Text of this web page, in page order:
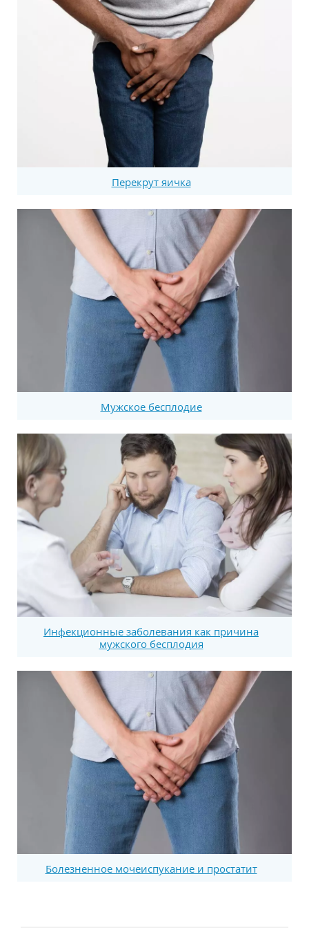
Перекрут яичка
Мужское бесплодие
Инфекционные заболевания как причина
мужского бесплодия
Болезненное мочеиспукание и простатит